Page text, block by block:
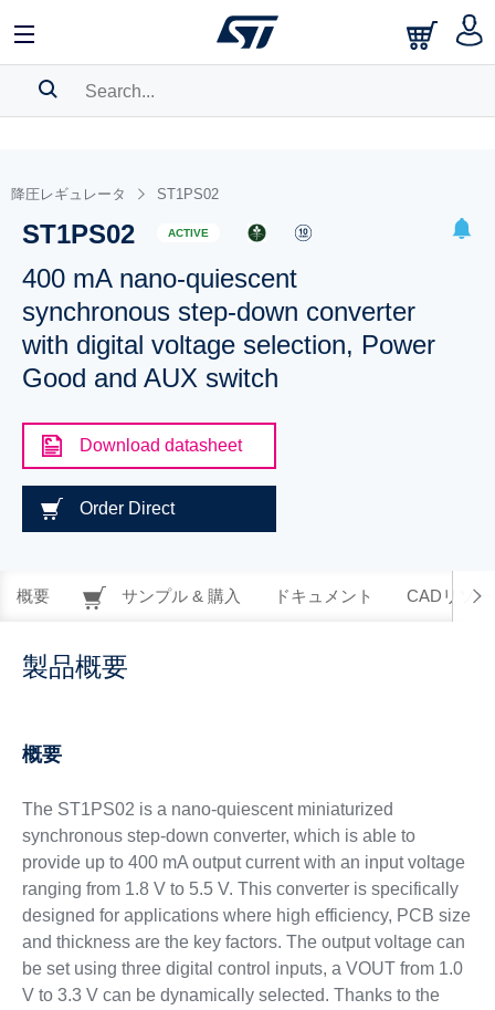
BOOKMARK
Pleaselog into show your saved searches.
降圧レギュレータ ST1PS02
ST1PS02 ACTIVE
400 mA nano-quiescent
synchronous step-down converter
with digital voltage selection, Power
Good and AUX switch
Download datasheet
Order Direct
概要 サンプル & 購入 ドキュメント CADリソー
製品概要
概要
The ST1PS02 is a nano-quiescent miniaturized
synchronous step-down converter, which is able to
provide up to 400 mA output current with an input voltage
ranging from 1.8 V to 5.5 V. This converter is specifically
designed for applications where high efficiency, PCB size
and thickness are the key factors. The output voltage can
be set using three digital control inputs, a VOUT from 1.0
V to 3.3 V can be dynamically selected. Thanks to the